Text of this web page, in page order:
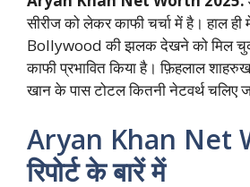
सीरीज को लेकर काफी चर्चा में है। हाल
Bollywood की झलक देखने को मिल
काफी प्रभावित किया है। फ़िहलाल
खान के पास टोटल कितनी नेटवर्थ चलिए
Aryan Khan Net
रिपोर्ट के बारें में